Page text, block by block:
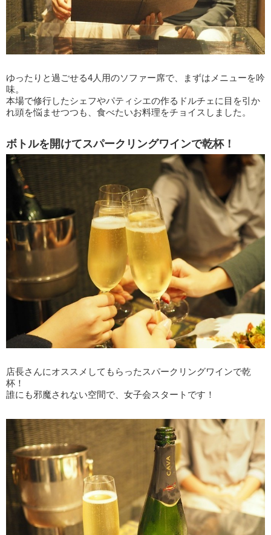
ゆったりと過ごせる4人用のソファー席で、まずはメニューを吟
味。
本場で修行したシェフやパティシエの作るドルチェに目を引か
れ頭を悩ませつつも、食べたいお料理をチョイスしました。
ボトルを開けてスパークリングワインで乾杯！
店長さんにオススメしてもらったスパークリングワインで乾
杯！
誰にも邪魔されない空間で、女子会スタートです！